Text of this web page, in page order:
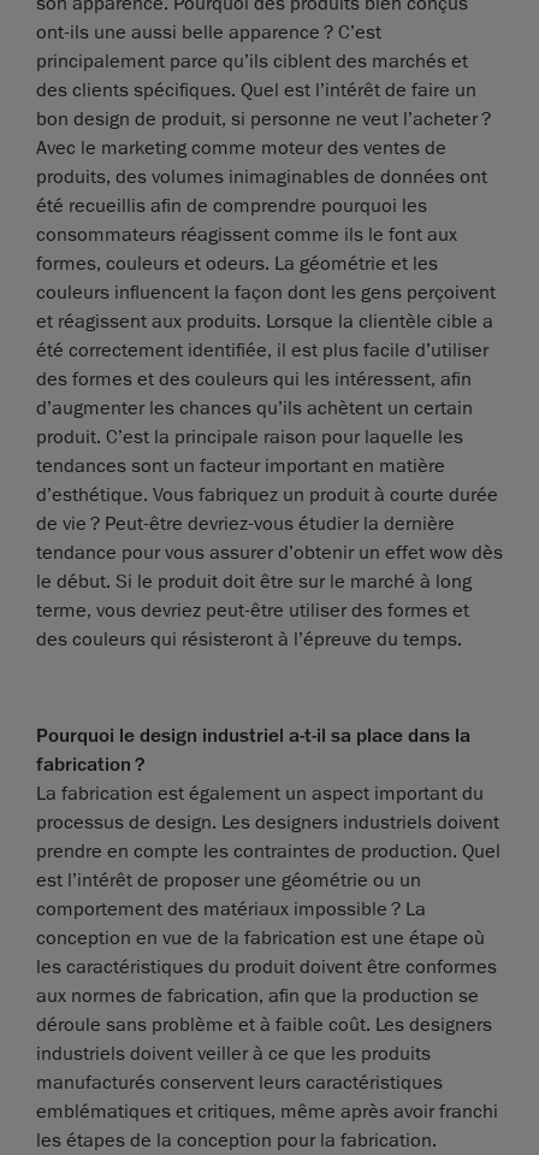
ont-ils une aussi belle apparence ? C’est
principalement parce qu’ils ciblent des marchés et
des clients spécifiques. Quel est l’intérêt de faire un
bon design de produit, si personne ne veut l’acheter ?
Avec le marketing comme moteur des ventes de
produits, des volumes inimaginables de données ont
été recueillis afin de comprendre pourquoi les
consommateurs réagissent comme ils le font aux
formes, couleurs et odeurs. La géométrie et les
couleurs influencent la façon dont les gens perçoivent
et réagissent aux produits. Lorsque la clientèle cible a
été correctement identifiée, il est plus facile d’utiliser
des formes et des couleurs qui les intéressent, afin
d’augmenter les chances qu’ils achètent un certain
produit. C’est la principale raison pour laquelle les
tendances sont un facteur important en matière
d’esthétique. Vous fabriquez un produit à courte durée
de vie ? Peut-être devriez-vous étudier la dernière
tendance pour vous assurer d’obtenir un effet wow dès
le début. Si le produit doit être sur le marché à long
terme, vous devriez peut-être utiliser des formes et
des couleurs qui résisteront à l’épreuve du temps.
Pourquoi le design industriel a-t-il sa place dans la
fabrication ?
La fabrication est également un aspect important du
processus de design. Les designers industriels doivent
prendre en compte les contraintes de production. Quel
est l’intérêt de proposer une géométrie ou un
comportement des matériaux impossible ? La
conception en vue de la fabrication est une étape où
les caractéristiques du produit doivent être conformes
aux normes de fabrication, afin que la production se
déroule sans problème et à faible coût. Les designers
industriels doivent veiller à ce que les produits
manufacturés conservent leurs caractéristiques
emblématiques et critiques, même après avoir franchi
les étapes de la conception pour la fabrication.